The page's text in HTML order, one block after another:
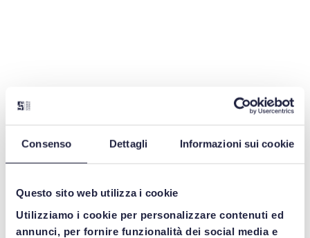
Consenso Dettagli Informazioni sui cookie
Questo sito web utilizza i cookie
Utilizziamo i cookie per personalizzare contenuti ed
annunci, per fornire funzionalità dei social media e
SHARE